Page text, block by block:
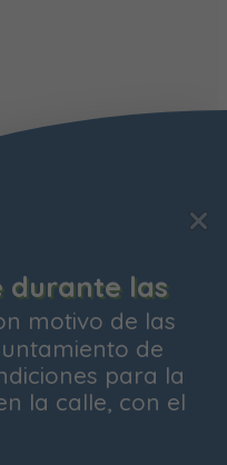
el plazo para
Impuesto de
el próximo
de su